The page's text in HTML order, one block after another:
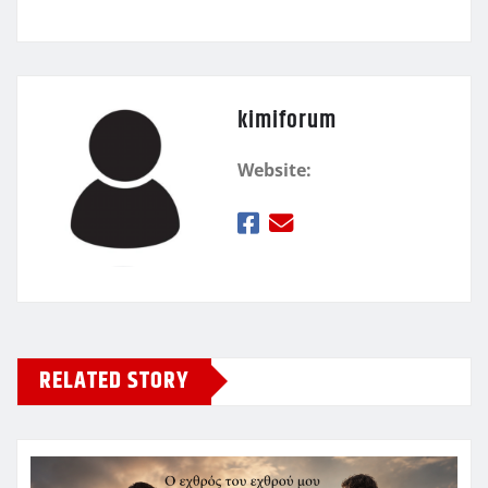
kimiforum
Website:
RELATED STORY